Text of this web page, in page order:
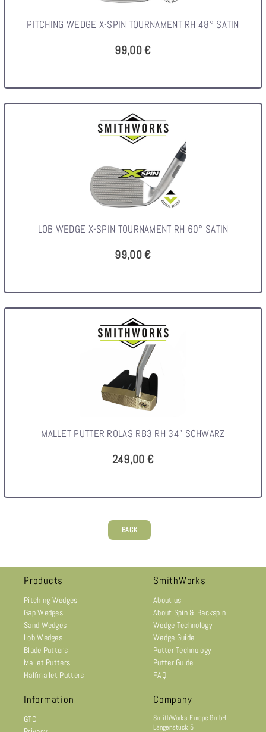
PITCHING WEDGE X-SPIN TOURNAMENT RH 48° SATIN
99,00 €
LOB WEDGE X-SPIN TOURNAMENT RH 60° SATIN
99,00 €
MALLET PUTTER ROLAS RB3 RH 34" SCHWARZ
249,00 €
BACK
Products
Pitching Wedges
Gap Wedges
Sand Wedges
Lob Wedges
Blade Putters
Mallet Putters
Halfmallet Putters
SmithWorks
About us
About Spin & Backspin
Wedge Technology
Wedge Guide
Putter Technology
Putter Guide
FAQ
Information
GTC
Company
SmithWorks Europe GmbH
Langenstück 5